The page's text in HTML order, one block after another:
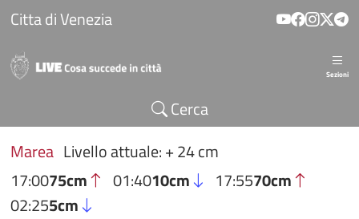
Salta al contenuto principale
Citta di Venezia
Sezioni
Cerca
Marea Livello attuale: + 24 cm
17:0075cm 01:4010cm 17:5570cm
02:255cm